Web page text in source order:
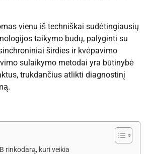
vienu iš techniškai sudėtingiausių
taikymo būdų, palyginti su
širdies ir kvėpavimo
sulaikymo metodai yra būtinybė
trukdančius atlikti diagnostinį
rinkodarą, kuri veikia